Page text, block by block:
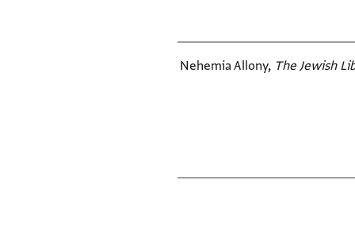
Nehemia Allony, The Jewish